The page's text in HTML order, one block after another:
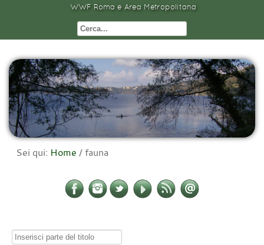
WWF Roma e Area Metropolitana
Sei qui: Home / fauna
Inserisci